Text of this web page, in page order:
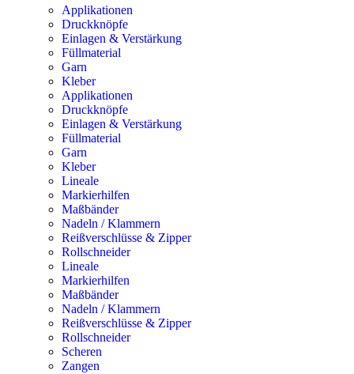
Applikationen
Druckknöpfe
Einlagen & Verstärkung
Füllmaterial
Garn
Kleber
Applikationen
Druckknöpfe
Einlagen & Verstärkung
Füllmaterial
Garn
Kleber
Lineale
Markierhilfen
Maßbänder
Nadeln / Klammern
Reißverschlüsse & Zipper
Rollschneider
Lineale
Markierhilfen
Maßbänder
Nadeln / Klammern
Reißverschlüsse & Zipper
Rollschneider
Scheren
Zangen